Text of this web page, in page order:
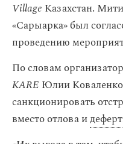
Village Казахстан.
«Сарыарка» был
проведению
По словам
KARE Юлии
санкционировать
вместо отлова и